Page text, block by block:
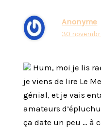
Anonyme
30
Hum, moi je lis
je viens de lire Le
génial, et je vais
amateurs
ça date un peu … à